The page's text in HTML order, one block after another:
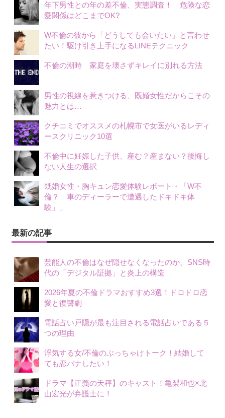
年下男性との年の差不倫、実態調査！ 危険な恋
愛関係はどこまでOK?
W不倫の彼から「どうしても会いたい」と言わせ
たい！駆け引き上手になるLINEテクニック
不倫の潮時 家庭を壊さずキレイに別れる方法
男性の視線を惹きつける、既婚女性だからこその
魅力とは…
クチコミでオススメの札幌市で女医がいるレディ
ースクリニック10選
不倫中に妊娠した子供、産む？産まない？後悔し
ない人生の選択
既婚女性・胸キュン恋愛体験レポート・「W不
倫？ 車のディーラーで遭遇したドキドキ体
験」」
最新の記事
芸能人の不倫はなぜ隠せなくなったのか、SNS時
代の「デジタル証拠」と炎上の構造
2026年夏の不倫ドラマおすすめ3選！ドロドロ恋
愛と復讐劇
電話占い戸隠が最も注目される電話占いである５
つの理由
浮気する女/不倫のぶっちゃけトーク！結婚して
ても恋バナしたい！
ドラマ【正義の天秤】のキャスト！亀梨和也×北
山宏光が弁護士に！